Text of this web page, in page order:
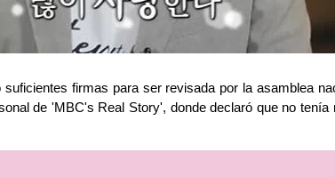
firmas para ser revisada por la asamblea
de 'MBC's Real Story', donde declaró que no tenía